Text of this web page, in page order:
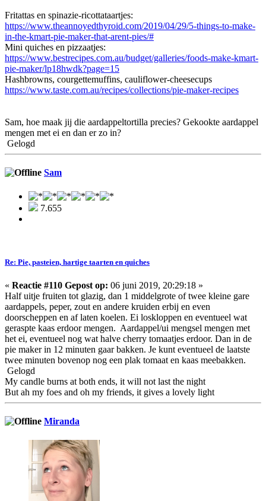
Fritattas en spinazie-ricottataartjes:
https://www.theannoyedthyroid.com/2019/04/29/5-things-to-make-
in-the-kmart-pie-maker-that-arent-pies/#
Mini quiches en pizzaatjes:
https://www.bestrecipes.com.au/budget/galleries/foods-make-kmart-
pie-maker/lp18hwdk?page=15
Hashbrowns, courgettemuffins, cauliflower-cheesecups
https://www.taste.com.au/recipes/collections/pie-maker-recipes
Sam, hoe maak jij die aardappeltortilla precies? Gekookte aardappel
mengen met ei en dan er zo in?
Gelogd
Sam
7.655
Re: Pie, pasteien, hartige taarten en quiches
« Reactie #110 Gepost op: 06 juni 2019, 20:29:18 »
Half uitje fruiten tot glazig, dan 1 middelgrote of twee kleine gare
aardappels, peper, zout en andere kruiden erbij en even
doorscheppen en af laten koelen. Ei loskloppen en eventueel wat
geraspte kaas erdoor mengen. Aardappel/ui mengsel mengen met
het ei, eventueel nog wat halve cherry tomaatjes erdoor. Dan in de
pie maker in 12 minuten gaar bakken. Je kunt eventueel de laatste
twee minuten bovenop nog een plak tomaat en kaas meebakken.
Gelogd
My candle burns at both ends, it will not last the night
But ah my foes and oh my friends, it gives a lovely light
Miranda